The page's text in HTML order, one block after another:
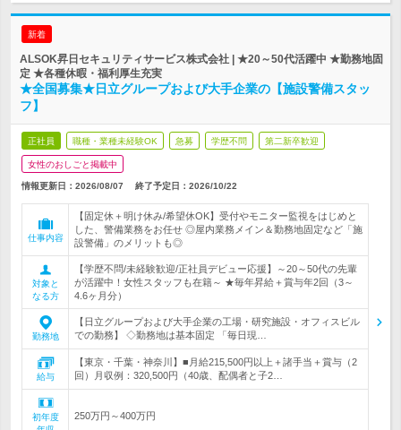
新着
ALSOK昇日セキュリティサービス株式会社 | ★20～50代活躍中 ★勤務地固
定 ★各種休暇・福利厚生充実
★全国募集★日立グループおよび大手企業の【施設警備スタッ
フ】
正社員 職種・業種未経験OK 急募 学歴不問 第二新卒歓迎
女性のおしごと掲載中
情報更新日：2026/08/07 終了予定日： 2026/10/22
仕事内容
【固定休＋明け休み/希望休OK】受付やモニター監視をはじめと
した、警備業務をお任せ ◎屋内業務メイン＆勤務地固定など「施
設警備」のメリットも◎
対象と
なる方
【学歴不問/未経験歓迎/正社員デビュー応援】～20～50代の先輩
が活躍中！女性スタッフも在籍～ ★毎年昇給＋賞与年2回（3～
4.6ヶ月分）
勤務地
【日立グループおよび大手企業の工場・研究施設・オフィスビル
での勤務】 ◇勤務地は基本固定 「毎日現…
給与
【東京・千葉・神奈川】■月給215,500円以上＋諸手当＋賞与（2
回）月収例：320,500円（40歳、配偶者と子2…
初年度
250万円～400万円